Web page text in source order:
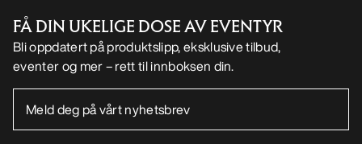
FÅ DIN UKELIGE DOSE AV EVENTYR
Bli oppdatert på produktslipp, eksklusive tilbud,
eventer og mer – rett til innboksen din.